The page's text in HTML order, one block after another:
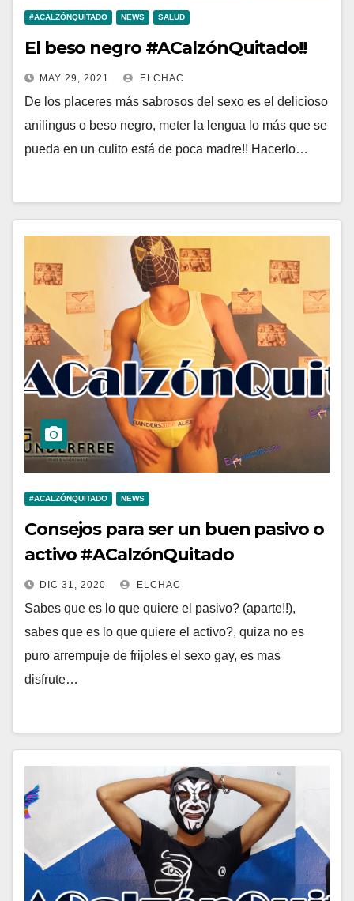
#ACALZÓNQUITADO NEWS SALUD
El beso negro #ACalzónQuitado!!
MAY 29, 2021 ELCHAC
De los placeres más sabrosos del sexo es el delicioso
anilingus o beso negro, meter la lengua lo más que se
pueda en un culito está de poca madre!! Hacerlo…
#ACALZÓNQUITADO NEWS
Consejos para ser un buen pasivo o
activo #ACalzónQuitado
DIC 31, 2020 ELCHAC
Sabes que es lo que quiere el pasivo? (aparte!!),
sabes que es lo que quiere el activo?, quiza no es
puro arrempuje de frijoles el sexo gay, es mas
disfrute…